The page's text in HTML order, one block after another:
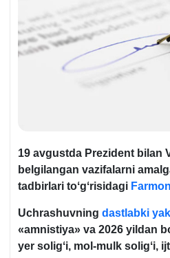
19 avgustda Prezident bilan
belgilangan vazifalarni
tadbirlari toʻgʻrisidagi Farmon
Uchrashuvning dastlabki
«amnistiya» va 2026 yildan
yer soligʻi, mol-mulk soligʻi,